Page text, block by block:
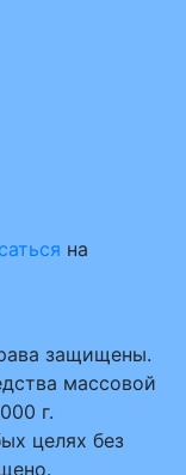
на
защищены.
массовой
г.
целях без